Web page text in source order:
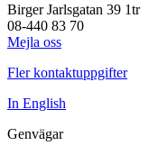
Birger Jarlsgatan 39 1tr
08-440 83 70
Mejla oss
Fler kontaktuppgifter
In English
Genvägar